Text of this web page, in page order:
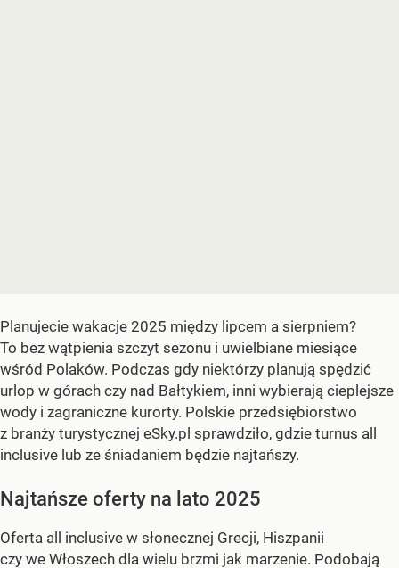
Planujecie wakacje 2025 między lipcem a sierpniem?
To bez wątpienia szczyt sezonu i uwielbiane miesiące
wśród Polaków. Podczas gdy niektórzy planują spędzić
urlop w górach czy nad Bałtykiem, inni wybierają cieplejsze
wody i zagraniczne kurorty. Polskie przedsiębiorstwo
z branży turystycznej eSky.pl sprawdziło, gdzie turnus all
inclusive lub ze śniadaniem będzie najtańszy.
Najtańsze oferty na lato 2025
Oferta all inclusive w słonecznej Grecji, Hiszpanii
czy we Włoszech dla wielu brzmi jak marzenie. Podobają